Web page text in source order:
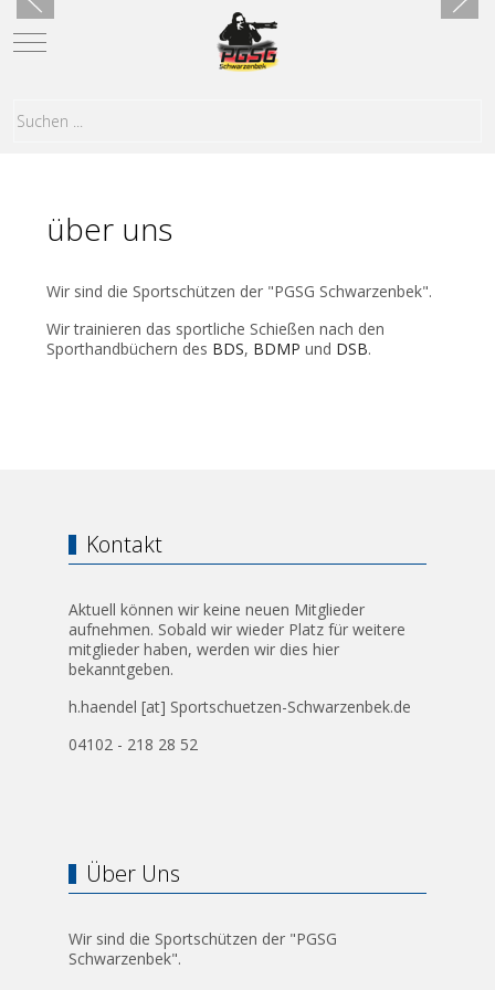
Mobile Menu Toggle
über uns
Wir sind die Sportschützen der "PGSG Schwarzenbek".
Wir trainieren das sportliche Schießen nach den
Sporthandbüchern des BDS, BDMP und DSB.
Kontakt
Aktuell können wir keine neuen Mitglieder
aufnehmen. Sobald wir wieder Platz für weitere
mitglieder haben, werden wir dies hier
bekanntgeben.
h.haendel [at] Sportschuetzen-Schwarzenbek.de
04102 - 218 28 52
Über Uns
Wir sind die Sportschützen der "PGSG
Schwarzenbek".